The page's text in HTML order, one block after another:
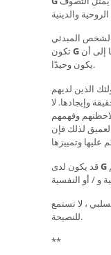
G
يكون وحيدًا.
وإيجادها. لا
وفهمهم
G
للنصيحة.
**